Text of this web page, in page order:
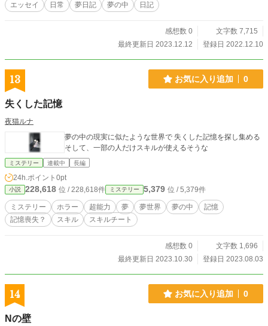
エッセイ 日常 夢日記 夢の中 日記
感想数 0
文字数 7,715
最終更新日 2023.12.12
登録日 2022.12.10
13 お気に入り追加 0
失くした記憶
夜猫ルナ
夢の中の現実に似たような世界で 失くした記憶を探し集める
そして、一部の人だけスキルが使えるそうな
ミステリー 連載中 長編
24h.ポイント 0pt
小説 228,618 位 / 228,618件 ミステリー 5,379 位 / 5,379件
ミステリー ホラー 超能力 夢 夢世界 夢の中
記憶
記憶喪失？
スキル スキルチート
感想数 0
文字数 1,696
最終更新日 2023.10.30
登録日 2023.08.03
14 お気に入り追加 0
Nの壁